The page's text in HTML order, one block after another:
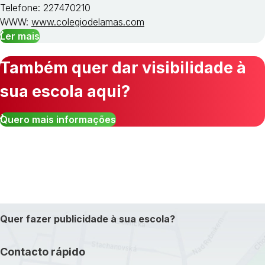
Telefone: 227470210
WWW: www.colegiodelamas.com
Ler mais
Também quer dar visibilidade à
sua escola aqui?
Quero mais informações
Quer fazer publicidade à sua escola?
Contacto rápido